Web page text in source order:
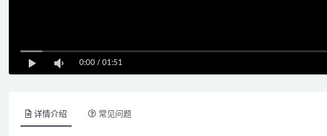
0:00 / 01:51
详情介绍 常见问题